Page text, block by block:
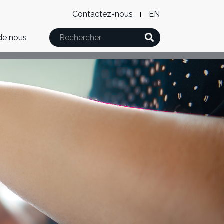
Level
2
Menu
Contactez-nous WxT
Language
switcher
nous Rechercher